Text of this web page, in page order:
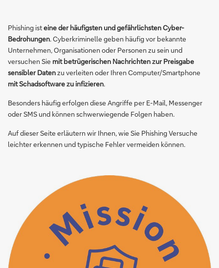
Phishing isteine der häufigsten und gefährlichsten Cyber-
Bedrohungen. Cyberkriminelle geben häufig vor bekannte
Unternehmen, Organisationen oder Personen zu sein und
versuchen Sie mit betrügerischen Nachrichten zur Preisgabe
sensibler Datenzu verleiten oder Ihren Computer/Smartphone
mit Schadsoftware zu infizieren.
Besonders häufig erfolgen diese Angriffe per E-Mail, Messenger
oder SMS und können schwerwiegende Folgen haben.
Auf dieser Seite erläutern wir Ihnen, wie Sie Phishing Versuche
leichter erkennen und typische Fehler vermeiden können.